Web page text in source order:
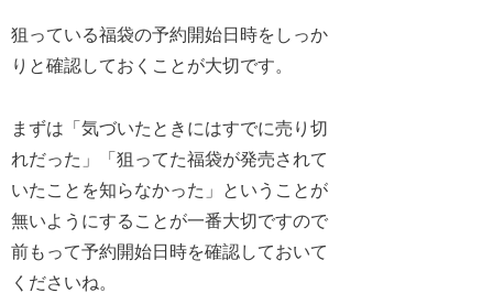
狙っている福袋の予約開始日時をしっか
りと確認しておくことが大切です。
まずは「気づいたときにはすでに売り切
れだった」「狙ってた福袋が発売されて
いたことを知らなかった」ということが
無いようにすることが一番大切ですので
前もって予約開始日時を確認しておいて
くださいね。